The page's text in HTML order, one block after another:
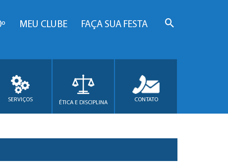
MEU CLUBE FAÇA SUA FESTA
SERVIÇOS ÉTICA E DISCIPLINA CONTATO